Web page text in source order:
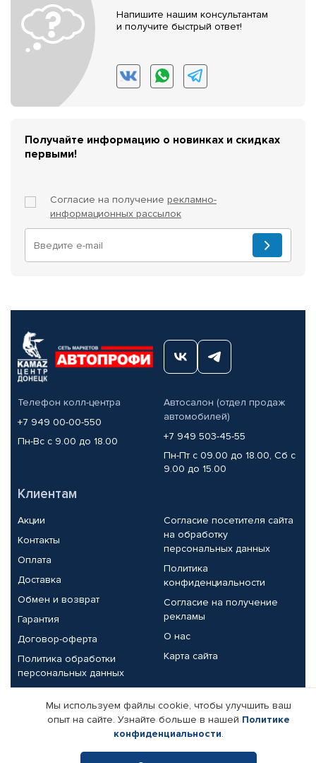
Напишите нашим консультантам
и получите быстрый ответ!
Получайте информацию о новинках и скидках
первыми!
Согласие на получение рекламно-
информационных рассылок
Телефон колл-центра
+7 949 00-00-550
Пн-Вс с 9.00 до 18.00
Автосалон (отдел продаж
автомобилей)
+7 949 503-45-55
Пн-Пт с 09.00 до 18.00, Сб с
9.00 до 15.00
Клиентам
Акции
Контакты
Оплата
Доставка
Обмен и возврат
Гарантия
Договор-оферта
Политика обработки
персональных данных
Согласие посетителя сайта
на обработку
персональных данных
Политика
конфиденциальности
Согласие на получение
рекламы
О нас
Карта сайта
Партнерам
Корпоративным клиентам
Поставщикам
Реквизиты компании
Мы используем файлы cookie, чтобы улучшить ваш
опыт на сайте. Узнайте больше в нашей Политике
конфиденциальности.